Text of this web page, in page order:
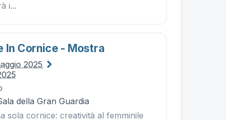
i...
In Cornice - Mostra
2025
della Gran Guardia
sola cornice: creatività al femminile